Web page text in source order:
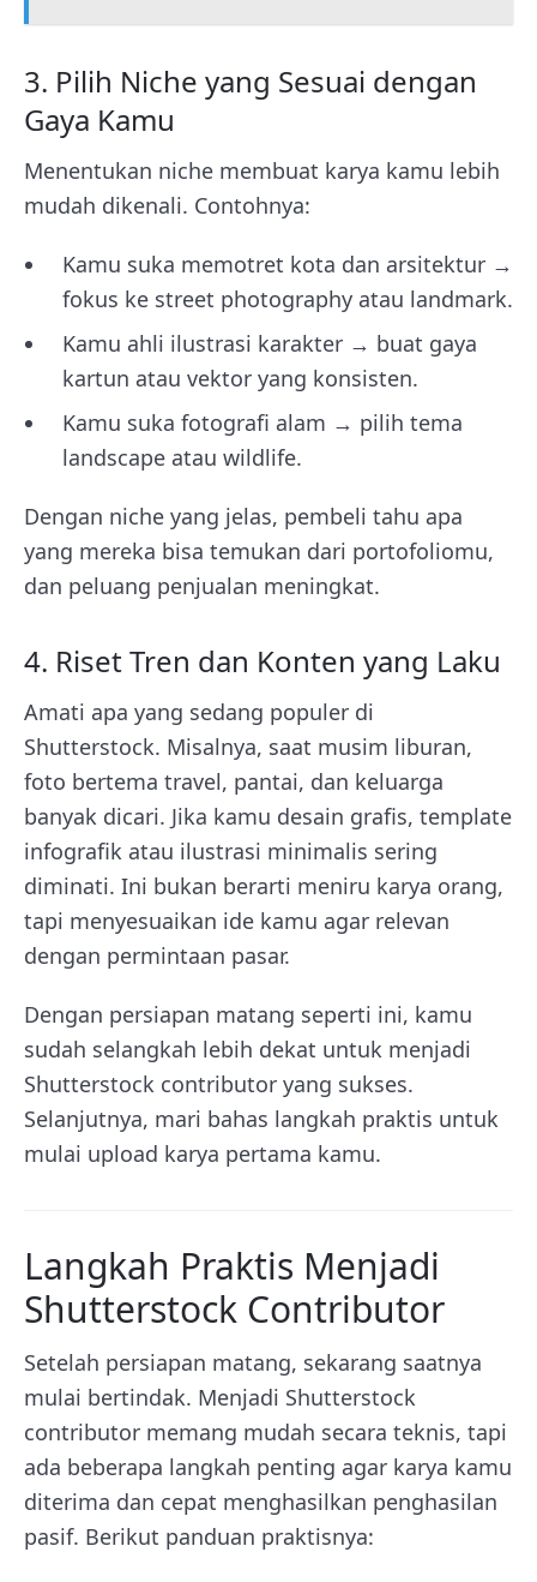
3. Pilih Niche yang Sesuai dengan
Gaya Kamu
Menentukan niche membuat karya kamu lebih
mudah dikenali. Contohnya:
Kamu suka memotret kota dan arsitektur →
fokus ke street photography atau landmark.
Kamu ahli ilustrasi karakter → buat gaya
kartun atau vektor yang konsisten.
Kamu suka fotografi alam → pilih tema
landscape atau wildlife.
Dengan niche yang jelas, pembeli tahu apa
yang mereka bisa temukan dari portofoliomu,
dan peluang penjualan meningkat.
4. Riset Tren dan Konten yang Laku
Amati apa yang sedang populer di
Shutterstock. Misalnya, saat musim liburan,
foto bertema travel, pantai, dan keluarga
banyak dicari. Jika kamu desain grafis, template
infografik atau ilustrasi minimalis sering
diminati. Ini bukan berarti meniru karya orang,
tapi menyesuaikan ide kamu agar relevan
dengan permintaan pasar.
Dengan persiapan matang seperti ini, kamu
sudah selangkah lebih dekat untuk menjadi
Shutterstock contributor yang sukses.
Selanjutnya, mari bahas langkah praktis untuk
mulai upload karya pertama kamu.
Langkah Praktis Menjadi
Shutterstock Contributor
Setelah persiapan matang, sekarang saatnya
mulai bertindak. Menjadi Shutterstock
contributor memang mudah secara teknis, tapi
ada beberapa langkah penting agar karya kamu
diterima dan cepat menghasilkan penghasilan
pasif. Berikut panduan praktisnya: